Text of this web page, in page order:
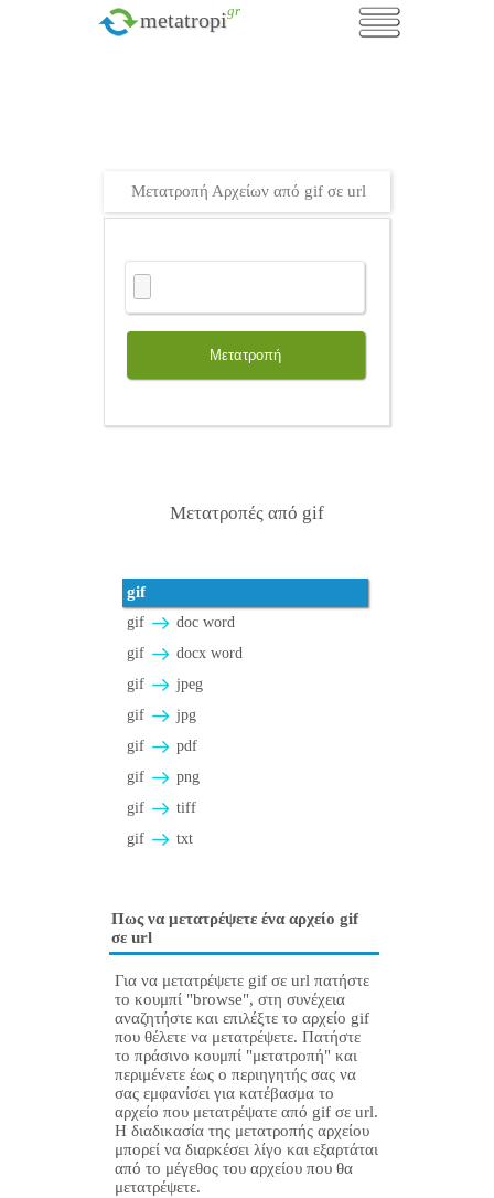
metatropi.gr
Μετατροπή Αρχείων από gif σε url
Μετατροπή
Μετατροπές από gif
gif
gif
doc word
gif
docx word
gif
jpeg
gif
jpg
gif
pdf
gif
png
gif
tiff
gif
txt
Πως να μετατρέψετε ένα αρχείο gif
σε url
Για να μετατρέψετε gif σε url πατήστε
το κουμπί "browse", στη συνέχεια
αναζητήστε και επιλέξτε το αρχείο gif
που θέλετε να μετατρέψετε. Πατήστε
το πράσινο κουμπί "μετατροπή" και
περιμένετε έως ο περιηγητής σας να
σας εμφανίσει για κατέβασμα το
αρχείο που μετατρέψατε από gif σε url.
Η διαδικασία της μετατροπής αρχείου
μπορεί να διαρκέσει λίγο και εξαρτάται
από το μέγεθος του αρχείου που θα
μετατρέψετε.